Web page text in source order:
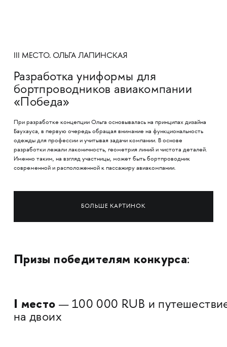
III МЕСТО. ОЛЬГА ЛАПИНСКАЯ
Разработка униформы для
бортпроводников авиакомпании
«Победа»
При разработке концепции Ольга основывалась на принципах дизайна
Баухауса, в первую очередь обращая внимание на функциональность
одежды для профессии и учитывая задачи компании. В основе
разработки лежали лаконичность, геометрия линий и чистота деталей.
Именно таким, на взгляд участницы, может быть бортпроводник
современной и расположенной к пассажиру авиакомпании.
БОЛЬШЕ КАРТИНОК
Призы победителям конкурса:
I место— 100 000 RUB и
на двоих